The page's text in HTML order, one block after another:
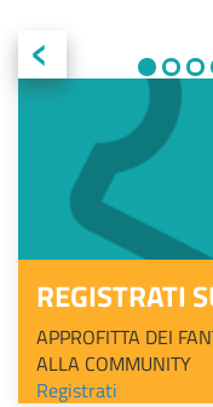
‹
REGISTRATI
APPROFITTA DEI
ALLA COMMUNITY
Registrati